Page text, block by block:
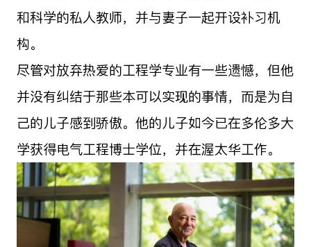
和科学的私人教师，并与妻子一起开设补习机
构。
尽管对放弃热爱的工程学专业有一些遗憾，但他
并没有纠结于那些本可以实现的事情，而是为自
己的儿子感到骄傲。他的儿子如今已在多伦多大
学获得电气工程博士学位，并在渥太华工作。